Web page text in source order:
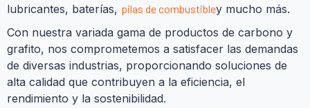
lubricantes, baterías, pilas de combustibley mucho más.
Con nuestra variada gama de productos de carbono y
grafito, nos comprometemos a satisfacer las demandas
de diversas industrias, proporcionando soluciones de
alta calidad que contribuyen a la eficiencia, el
rendimiento y la sostenibilidad.